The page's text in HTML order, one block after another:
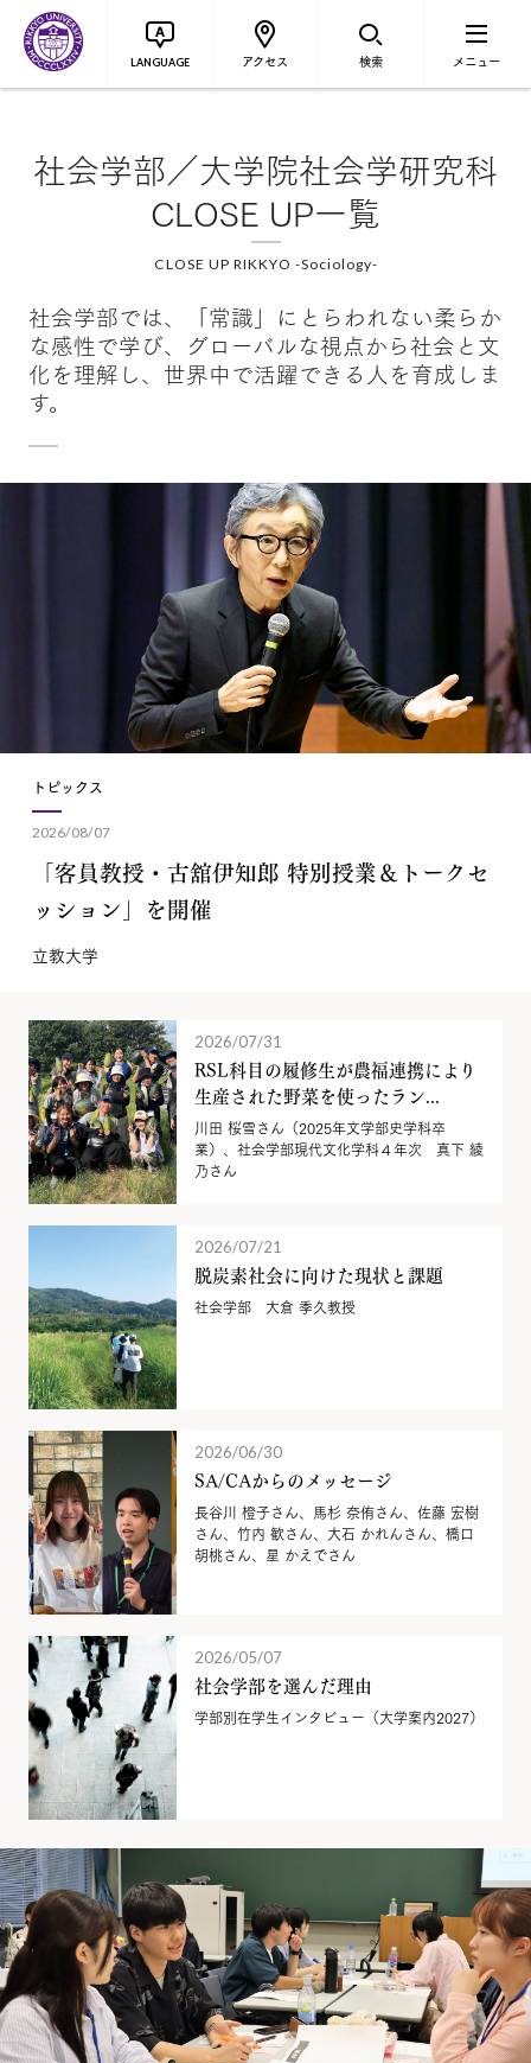
LANGUAGE アクセス 検索 メニュー
社会学部／大学院社会学研究科
CLOSE UP一覧
CLOSE UP RIKKYO -Sociology-
社会学部では、「常識」にとらわれない柔らか
な感性で学び、グローバルな視点から社会と文
化を理解し、世界中で活躍できる人を育成しま
す。
トピックス
2026/08/07
「客員教授・古舘伊知郎 特別授業＆トークセ
ッション」を開催
立教大学
2026/07/31
RSL科目の履修生が農福連携により
生産された野菜を使ったラン...
川田 桜雪さん（2025年文学部史学科卒
業）、社会学部現代文化学科４年次 真下 綾
乃さん
2026/07/21
脱炭素社会に向けた現状と課題
社会学部 大倉 季久教授
2026/06/30
SA/CAからのメッセージ
長谷川 橙子さん、馬杉 奈侑さん、佐藤 宏樹
さん、竹内 歓さん、大石 かれんさん、橋口
胡桃さん、星 かえでさん
2026/05/07
社会学部を選んだ理由
学部別在学生インタビュー（大学案内2027）